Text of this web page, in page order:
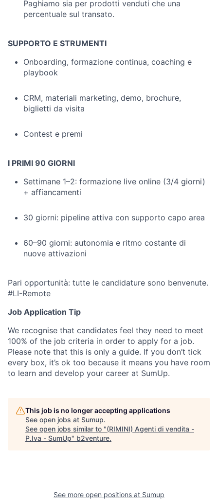
Paghiamo sia per prodotti venduti che una
percentuale sul transato.
SUPPORTO E STRUMENTI
Onboarding, formazione continua, coaching e
playbook
CRM, materiali marketing, demo, brochure,
biglietti da visita
Contest e premi
I PRIMI 90 GIORNI
Settimane 1–2: formazione live online (3/4 giorni)
+ affiancamenti
30 giorni: pipeline attiva con supporto capo area
60–90 giorni: autonomia e ritmo costante di
nuove attivazioni
Pari opportunità: tutte le candidature sono benvenute.
#LI-Remote
Job Application Tip
We recognise that candidates feel they need to meet
100% of the job criteria in order to apply for a job.
Please note that this is only a guide. If you don’t tick
every box, it’s ok too because it means you have room
to learn and develop your career at SumUp.
This job is no longer accepting applications
See open jobs at Sumup.
See open jobs similar to "(RIMINI) Agenti di vendita -
P.Iva - SumUp" b2venture.
See more open positions at Sumup